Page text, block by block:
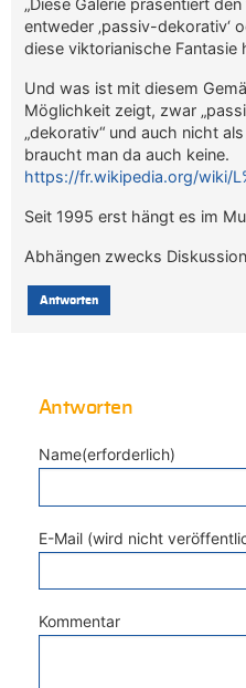
entweder ‚passiv-dekorativ‘
diese viktorianische Fantasie
Und was ist mit diesem
Möglichkeit zeigt, zwar
„dekorativ“ und auch nicht
braucht man da auch keine.
https://fr.wikipedia.org/wiki/
Seit 1995 erst hängt es im
Abhängen zwecks
Antworten
Antworten
Name(erforderlich)
E-Mail (wird nicht
Kommentar